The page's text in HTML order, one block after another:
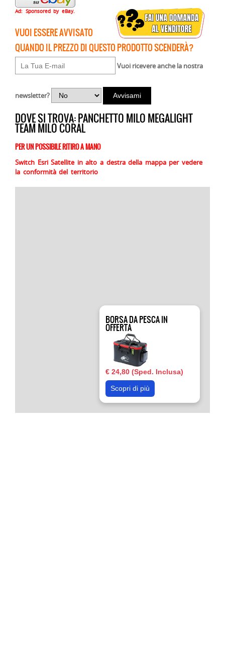
Ad: Sponsored by eBay.
VUOI ESSERE AVVISATO
QUANDO IL PREZZO DI QUESTO PRODOTTO SCENDERÀ?
Vuoi ricevere anche la nostra
newsletter?
DOVE SI TROVA: PANCHETTO MILO MEGALIGHT
TEAM MILO CORAL
PER UN POSSIBILE RITIRO A MANO
Switch Esri Satellite in alto a destra della mappa per vedere
la conformità del territorio
BORSA DA PESCA IN
OFFERTA
€ 24,80 (Sped. Inclusa)
Scopri di più